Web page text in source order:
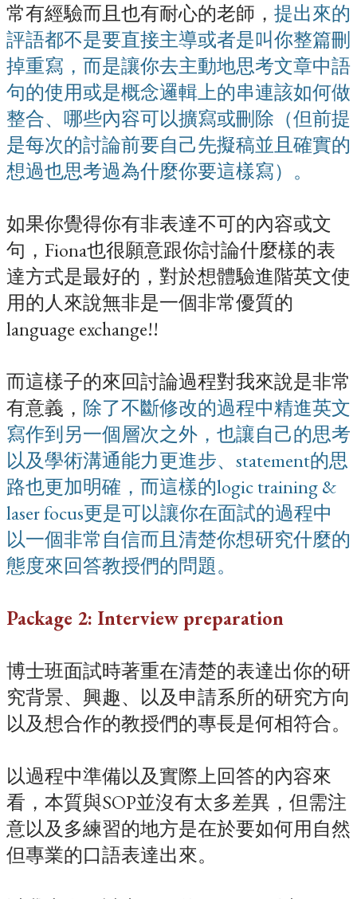
常有經驗而且也有耐心的老師， 提出來的
評語都不是要直接主導或者是叫你整篇刪
掉重寫，而是讓你去主動地思考文章中語
句的使用或是概念邏輯上的串連該如何做
整合、哪些內容可以擴寫或刪除（但前提
是每次的討論前要自己先擬稿並且確實的
想過也思考過為什麼你要這樣寫）。
如果你覺得你有非表達不可的內容或文
句，Fiona也很願意跟你討論什麼樣的表
達方式是最好的，對於想體驗進階英文使
用的人來說無非是一個非常優質的
language exchange!!
而這樣子的來回討論過程對我來說是非常
有意義， 除了不斷修改的過程中精進英文
寫作到另一個層次之外，也讓自己的思考
以及學術溝通能力更進步、statement的思
路也更加明確，而這樣的logic training &
laser focus更是可以讓你在面試的過程中
以一個非常自信而且清楚你想研究什麼的
態度來回答教授們的問題。
Package 2: Interview preparation
博士班面試時著重在清楚的表達出你的研
究背景、興趣、以及申請系所的研究方向
以及想合作的教授們的專長是何相符合。
以過程中準備以及實際上回答的內容來
看，本質與SOP並沒有太多差異，但需注
意以及多練習的地方是在於要如何用自然
但專業的口語表達出來。